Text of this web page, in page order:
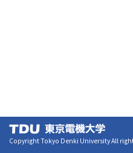
Copyright Tokyo Denki University All